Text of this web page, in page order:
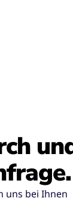
uns bei Ihnen